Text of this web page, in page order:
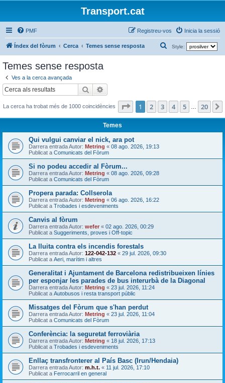
Transport.cat
PMF Inicia la sessió
Registreu-vos
Índex del fòrum Cerca Temes sense resposta Style:
e
Temes sense resposta
Ves a la cerca avançada
Cerca
La cerca ha trobat més de 1000 coincidències Pàgina de 20
1 2 3 4 5 20
Temes
Qui vulgui canviar el nick, ara pot
Darrera entrada Autor: Metring « 08 ago. 2026, 19:13
Publicat a Comunicats del Fòrum
Si no podeu accedir al Fòrum...
Darrera entrada Autor: Metring « 08 ago. 2026, 09:28
Publicat a Comunicats del Fòrum
Propera parada: Collserola
Darrera entrada Autor: Metring « 06 ago. 2026, 16:22
Publicat a Trobades i esdeveniments
Canvis al fòrum
Darrera entrada Autor: wefer « 02 ago. 2026, 00:29
Publicat a Suggeriments, proves i Off-topic
La lluita contra els incendis forestals
Darrera entrada Autor: 122-042-132 « 29 jul. 2026, 09:30
Publicat a Aeri, marítim i altres
Generalitat i Ajuntament de Barcelona redistribueixen línies
per esponjar les parades de bus interurbà de la Diagonal
Darrera entrada Autor: Metring « 23 jul. 2026, 11:24
Publicat a Autobusos i resta transport públic
Missatges del Fòrum que s'han perdut
Darrera entrada Autor: Metring « 23 jul. 2026, 11:04
Publicat a Comunicats del Fòrum
Conferència: la seguretat ferroviària
Darrera entrada Autor: Metring « 18 jul. 2026, 17:13
Publicat a Trobades i esdeveniments
Enllaç transfronterer al País Basc (Irun/Hendaia)
Darrera entrada Autor: m.h.t. « 11 jul. 2026, 17:10
Publicat a Ferrocarril en general